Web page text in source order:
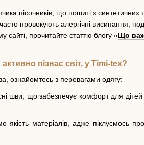
пісочників, що пошиті з синтетичних
провокують алергічні висипання,
сайті, прочитайте статтю блогу «Що
пізнає світ, у Timi-tex?
ознайомтесь з перевагами одягу:
шви, що забезпечує комфорт для дітей
матеріалів, адже піклуємось